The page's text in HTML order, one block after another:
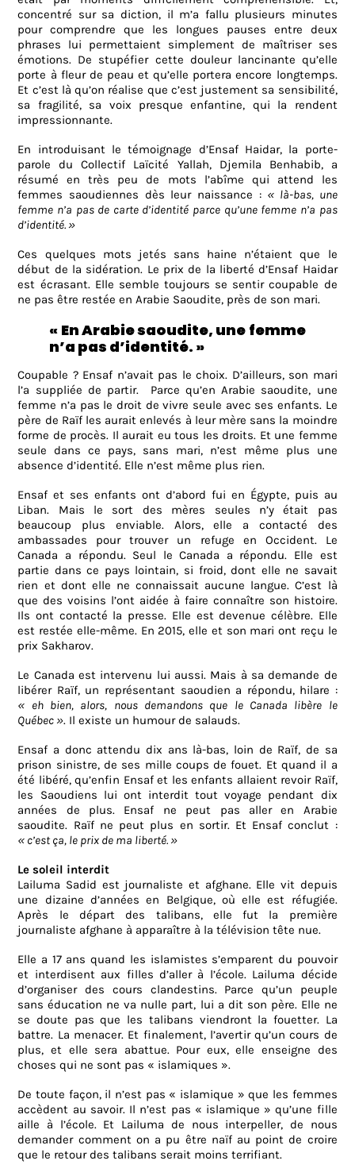
concentré sur sa diction, il m’a fallu plusieurs minutes
pour comprendre que les longues pauses entre deux
phrases lui permettaient simplement de maîtriser ses
émotions. De stupéfier cette douleur lancinante qu’elle
porte à fleur de peau et qu’elle portera encore longtemps.
Et c’est là qu’on réalise que c’est justement sa sensibilité,
sa fragilité, sa voix presque enfantine, qui la rendent
impressionnante.
En introduisant le témoignage d’Ensaf Haidar, la porte-
parole du Collectif Laïcité Yallah, Djemila Benhabib, a
résumé en très peu de mots l’abîme qui attend les
femmes saoudiennes dès leur naissance : « là-bas, une
femme n’a pas de carte d’identité parce qu’une femme n’a pas
d’identité. »
Ces quelques mots jetés sans haine n’étaient que le
début de la sidération. Le prix de la liberté d’Ensaf Haidar
est écrasant. Elle semble toujours se sentir coupable de
ne pas être restée en Arabie Saoudite, près de son mari.
« En Arabie saoudite, une femme
n’a pas d’identité. »
Coupable ? Ensaf n’avait pas le choix. D’ailleurs, son mari
l’a suppliée de partir. Parce qu’en Arabie saoudite, une
femme n’a pas le droit de vivre seule avec ses enfants. Le
père de Raïf les aurait enlevés à leur mère sans la moindre
forme de procès. Il aurait eu tous les droits. Et une femme
seule dans ce pays, sans mari, n’est même plus une
absence d’identité. Elle n’est même plus rien.
Ensaf et ses enfants ont d’abord fui en Égypte, puis au
Liban. Mais le sort des mères seules n’y était pas
beaucoup plus enviable. Alors, elle a contacté des
ambassades pour trouver un refuge en Occident. Le
Canada a répondu. Seul le Canada a répondu. Elle est
partie dans ce pays lointain, si froid, dont elle ne savait
rien et dont elle ne connaissait aucune langue. C’est là
que des voisins l’ont aidée à faire connaître son histoire.
Ils ont contacté la presse. Elle est devenue célèbre. Elle
est restée elle-même. En 2015, elle et son mari ont reçu le
prix Sakharov.
Le Canada est intervenu lui aussi. Mais à sa demande de
libérer Raïf, un représentant saoudien a répondu, hilare :
« eh bien, alors, nous demandons que le Canada libère le
Québec ». Il existe un humour de salauds.
Ensaf a donc attendu dix ans là-bas, loin de Raïf, de sa
prison sinistre, de ses mille coups de fouet. Et quand il a
été libéré, qu’enfin Ensaf et les enfants allaient revoir Raïf,
les Saoudiens lui ont interdit tout voyage pendant dix
années de plus. Ensaf ne peut pas aller en Arabie
saoudite. Raïf ne peut plus en sortir. Et Ensaf conclut :
« c’est ça, le prix de ma liberté. »
Le soleil interdit
Lailuma Sadid est journaliste et afghane. Elle vit depuis
une dizaine d’années en Belgique, où elle est réfugiée.
Après le départ des talibans, elle fut la première
journaliste afghane à apparaître à la télévision tête nue.
Elle a 17 ans quand les islamistes s’emparent du pouvoir
et interdisent aux filles d’aller à l’école. Lailuma décide
d’organiser des cours clandestins. Parce qu’un peuple
sans éducation ne va nulle part, lui a dit son père. Elle ne
se doute pas que les talibans viendront la fouetter. La
battre. La menacer. Et finalement, l’avertir qu’un cours de
plus, et elle sera abattue. Pour eux, elle enseigne des
choses qui ne sont pas « islamiques ».
De toute façon, il n’est pas « islamique » que les femmes
accèdent au savoir. Il n’est pas « islamique » qu’une fille
aille à l’école. Et Lailuma de nous interpeller, de nous
demander comment on a pu être naïf au point de croire
que le retour des talibans serait moins terrifiant.